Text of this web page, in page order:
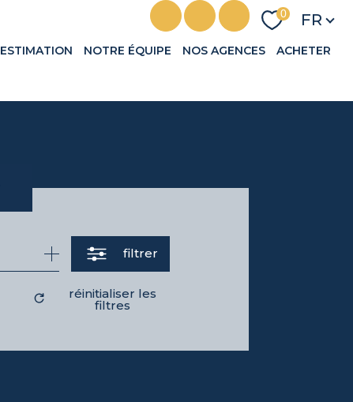
0 FR
ESTIMATION NOTRE ÉQUIPE NOS AGENCES ACHETER
filtrer
réinitialiser les
filtres